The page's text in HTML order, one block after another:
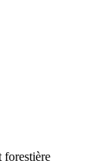
forestière